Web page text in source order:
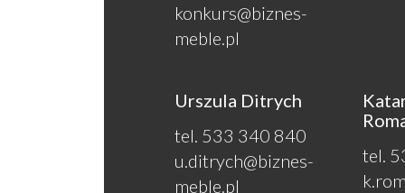
konkurs@biznes-
meble.pl
Urszula Ditrych
tel. 533 340 840
u.ditrych@biznes-
meble.pl
tel.